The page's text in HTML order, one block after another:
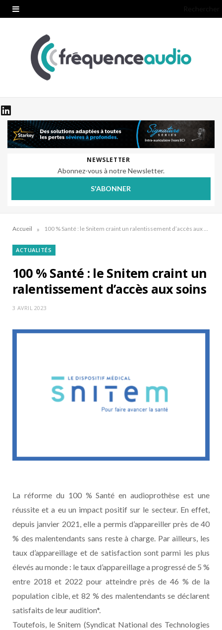
NEWSLETTER
Abonnez-vous à notre Newsletter.
S'ABONNER
Accueil » 100 % Santé : le Snitem craint un ralentissement d’accès aux soins
ACTUALITÉS
100 % Santé : le Snitem craint un
ralentissement d’accès aux soins
3 AVRIL 2023
La réforme du 100 % Santé en audioprothèse est une
réussite et a eu un impact positif sur le secteur. En effet,
depuis janvier 2021, elle a permis d’appareiller près de 40
% des malentendants sans reste à charge. Par ailleurs, les
taux d’appareillage et de satisfaction sont parmi les plus
élevés au monde : le taux d’appareillage a progressé de 5 %
entre 2018 et 2022 pour atteindre près de 46 % de la
population cible, et 82 % des malentendants se déclarent
satisfaits de leur audition*.
Toutefois, le Snitem (Syndicat National des Technologies